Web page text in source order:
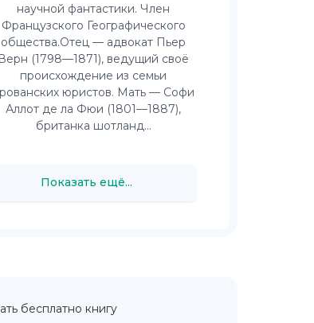
научной фантастики. Член
Французского Географического
общества.Отец — адвокат Пьер
Верн (1798—1871), ведущий своё
происхождение из семьи
юристов. Мать — Софи
Аллот де ла Фюи (1801—1887),
британка шотланд...
Показать ещё...
бесплатно книгу